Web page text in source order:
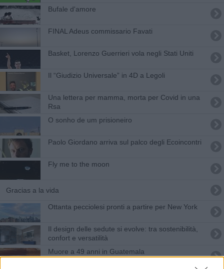
Bufale d'amore
FINAL Adeus commissario Favati
Basket, Lorenzo Guerrieri vola negli Stati Uniti
Il “Giudizio Universale” in 4D a Legoli
Una lettera per mamma, morta per Covid in una
Rsa
O sonho de um prisioneiro
Paolo Giordano arriva sul palco degli Ecoincontri
Fly me to the moon
Gracias a la vida
Ottanta pecciolesi pronti a partire per New York
​Il design delle sedute si evolve: tra sostenibilità,
confort e versatilità
Muore a 49 anni in Guatemala